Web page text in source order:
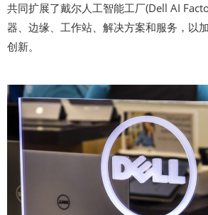
共同扩展了戴尔人工智能工厂(Dell AI
器、边缘、工作站、解决方案和服务，以
创新。